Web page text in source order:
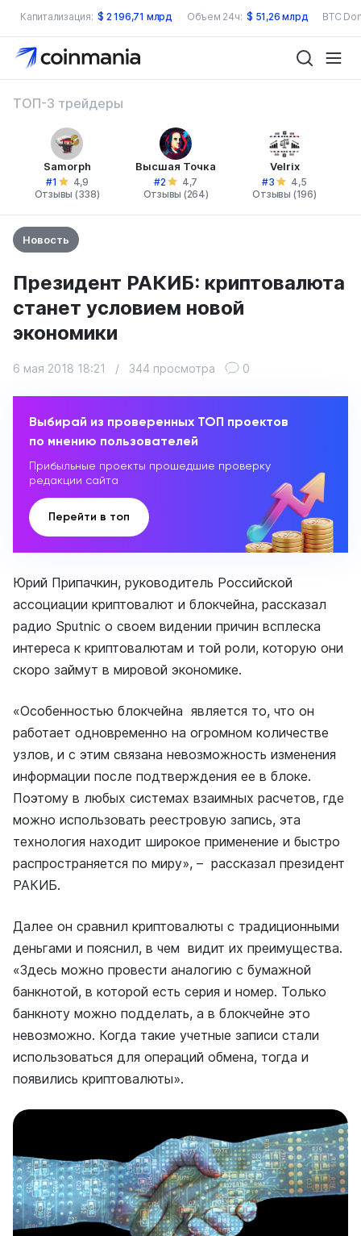
Капитализация: $ 2 196,71 млрд Объем 24ч: $ 51,26 млрд BTC
ТОП-3 трейдеры
Samorph
#1
4,9
Отзывы (338)
Высшая Точка
#2
4,7
Отзывы (264)
Velrix
#3
4,5
Отзывы (196)
Новость
Президент РАКИБ: криптовалюта
станет условием новой
экономики
6 мая 2018 18:21 / 344 просмотра 0
Выбирай из проверенных ТОП проектов
по мнению пользователей
Прибыльные проекты прошедшие проверку
редакции сайта
Перейти в топ
Юрий Припачкин, руководитель Российской
ассоциации криптовалют и блокчейна, рассказал
радио Sputnic о своем видении причин всплеска
интереса к криптовалютам и той роли, которую они
скоро займут в мировой экономике.
«Особенностью блокчейна является то, что он
работает одновременно на огромном количестве
узлов, и с этим связана невозможность изменения
информации после подтверждения ее в блоке.
Поэтому в любых системах взаимных расчетов, где
можно использовать реестровую запись, эта
технология находит широкое применение и быстро
распространяется по миру», – рассказал президент
РАКИБ.
Далее он сравнил криптовалюты с традиционными
деньгами и пояснил, в чем видит их преимущества.
«Здесь можно провести аналогию с бумажной
банкнотой, в которой есть серия и номер. Только
банкноту можно подделать, а в блокчейне это
невозможно. Когда такие учетные записи стали
использоваться для операций обмена, тогда и
появились криптовалюты».